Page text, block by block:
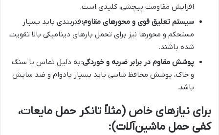
افزایش مقاومت پیچشی، کلیدی است.
سیستم تعلیق قوی و محورهای مقاوم:فنربندی باید بسیار
مستحکم و محورها نیز برای تحمل بارهای دینامیکی بالا تقویت
شده باشند.
پوشش مقاوم در برابر ضربه و خوردگی:به دلیل تماس با سنگ
و خاک، پوشش محافظ شاسی باید بسیار بادوام و ضد سایش
باشد.
برای نیازهای خاص (مثلاً تانکر حمل مایعات،
کفی حمل ماشین‌آلات):